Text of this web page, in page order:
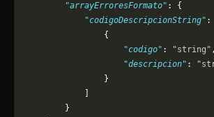
        "arrayErroresFormato"
: {
            "codigoDescripcionString"
:
                {
                    "codigo"
: "string" ,
                    "descripcion"
:
                }
        }